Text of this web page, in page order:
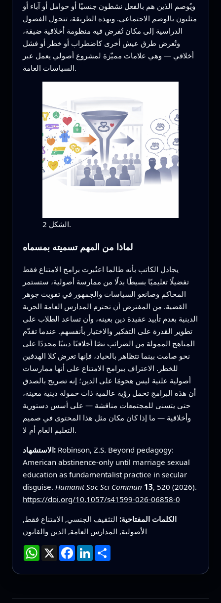
ويُوصم الذين هم بالفعل نشطون جنسيًا أو حوامل أو آباء أو
مثليون بالوصم الاجتماعي. وبهذه الطريقة، تتحول الفصول
الدراسية إلى مكان تُفرض فيه منظومة أخلاقية ضيقة،
وتُعرض طرق عيش أخرى كاضطراب أو خطر أو فشل
أخلاقي — وهي علامات مميّزة لمشروع أصولي يعمل عبر
السياسات العامة.
الشكل 2.
لماذا من المهم تسميته بمسماه
يجادل الكاتب بأنه طالما اعتُبرت برامج الامتناع فقط
تفضيلًا تعليميًا بسيطًا بدلًا من ممارسة أصولية، ستستمر
المحاكم وصانعو السياسات والجمهور في تفويت جوهر
القضية. من المفترض أن تحترم المدارس العامة الحرية
الدينية بعدم تأييد عقيدة دين بعينه، وأن تساعد الطلاب على
تطوير القدرة على التفكير والاختيار بأنفسهم. عندما تقدّم
المناهج الممولة من الضرائب نصًا أخلاقيًا دينيًا محددًا على
نحو صامت بينما تتظاهر بالحياد، فإنها تعرض كلا الهدفين
للخطر. الاعتراف ببرامج الامتناع على أنها ممارسات
أصولية علنية ليس هجومًا على الدين؛ إنه تصريح بالصدق
أن هذه البرامج تحمل رؤية عالمية ذات حمولة دينية معينة،
حتى يتسنى للمجتمعات مناقشة — على أسس دستورية
وأخلاقية — ما إذا كان مكان مثل هذا المحتوى في صميم
التعليم العام أم لا.
الاستشهاد: Robinson, Z.S. Beyond pedagogy:
American abstinence-only until marriage sexual
education as fundamentalist practice in secular
disguise. Humanit Soc Sci Commun 13, 520 (2026).
https://doi.org/10.1057/s41599-026-06858-0
الكلمات المفتاحية: التثقيف الجنسي, الامتناع فقط,
الأصولية, المدارس العامة, الدين والقانون
WhatsApp
X Facebook
LinkedIn
انشر